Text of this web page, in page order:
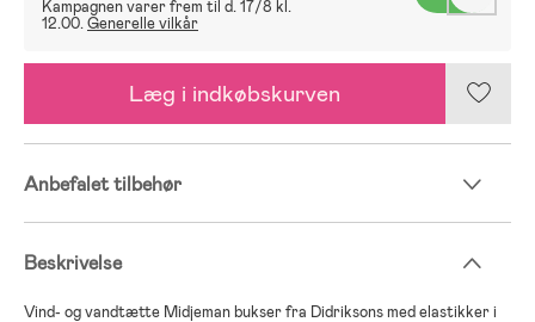
Kampagnen varer frem til d. 17/8 kl.
12.00.Generelle vilkår
Læg i indkøbskurven
Anbefalet tilbehør
Beskrivelse
Vind- og vandtætte Midjeman bukser fra Didriksons med elastikker i